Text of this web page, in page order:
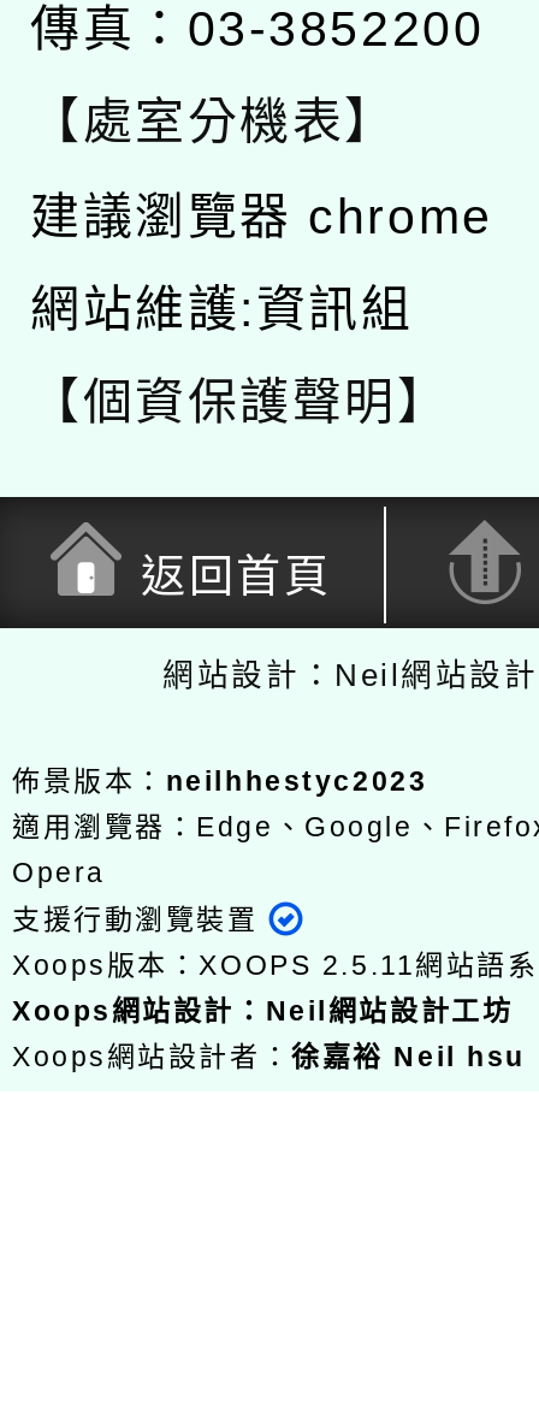
傳真：03-3852200
【處室分機表】
建議瀏覽器 chrome
網站維護:資訊組
【個資保護聲明】
返回首頁
網站設計：Neil網站設
佈景版本： neilhhestyc2023
適用瀏覽器：Edge、Google、
Opera
支援行動瀏覽裝置
Xoops版本： XOOPS 2.5.11網站語
Xoops網站設計 ： Neil網站設計工坊
Xoops網站設計者：徐嘉裕 Neil hsu